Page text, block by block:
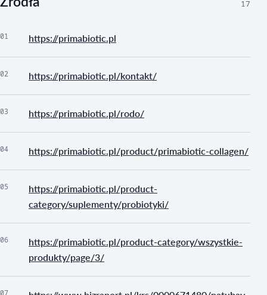
17
01 https://primabiotic.pl
02 https://primabiotic.pl/kontakt/
03 https://primabiotic.pl/rodo/
04 https://primabiotic.pl/product/primabiotic-collagen/
05
https://primabiotic.pl/product-
category/suplementy/probiotyki/
06
https://primabiotic.pl/product-category/wszystkie-
produkty/page/3/
07